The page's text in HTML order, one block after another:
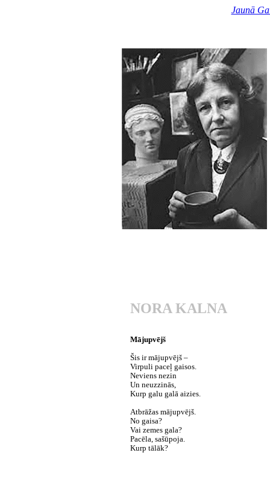
Jaunā
NORA KALNA
Mājupvējš
Šis ir mājupvējš –
Virpuli paceļ gaisos.
Neviens nezin
Un neuzzinās,
Kurp galu galā aizies.
Atbrāžas mājupvējš.
No gaisa?
Vai zemes gala?
Pacēla, sašūpoja.
Kurp tālāk?